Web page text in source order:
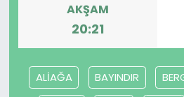
AKŞAM
20:21
ALİAĞA BAYINDIR